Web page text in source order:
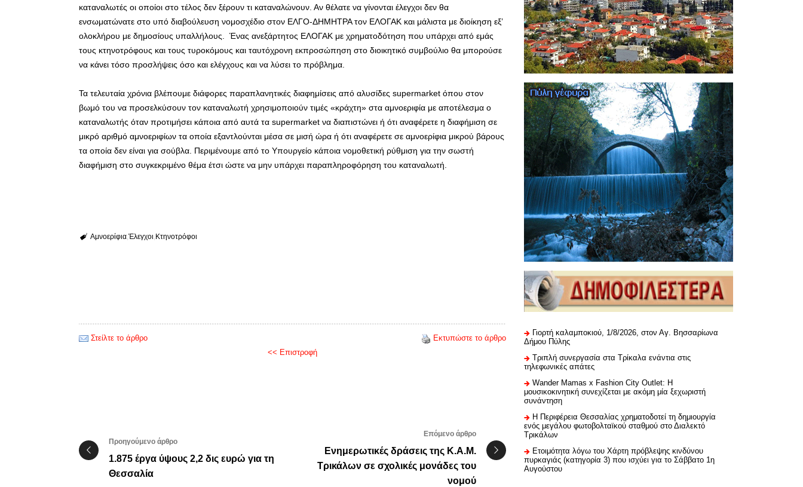
καταναλωτές οι οποίοι στο τέλος δεν ξέρουν τι καταναλώνουν. Αν θέλατε να γίνονται έλεγχοι δεν θα
ενσωματώνατε στο υπό διαβούλευση νομοσχέδιο στον ΕΛΓΟ-ΔΗΜΗΤΡΑ τον ΕΛΟΓΑΚ και μάλιστα με διοίκηση εξ’
ολοκλήρου με δημοσίους υπαλλήλους. Ένας ανεξάρτητος ΕΛΟΓΑΚ με χρηματοδότηση που υπάρχει από εμάς
τους κτηνοτρόφους και τους τυροκόμους και ταυτόχρονη εκπροσώπηση στο διοικητικό συμβούλιο θα μπορούσε
να κάνει τόσο προσλήψεις όσο και ελέγχους και να λύσει το πρόβλημα.
Τα τελευταία χρόνια βλέπουμε διάφορες παραπλανητικές διαφημίσεις από αλυσίδες supermarket όπου στον
βωμό του να προσελκύσουν τον καταναλωτή χρησιμοποιούν τιμές «κράχτη» στα αμνοεριφία με αποτέλεσμα ο
καταναλωτής όταν προτιμήσει κάποια από αυτά τα supermarket να διαπιστώνει ή ότι αναφέρετε η διαφήμιση σε
μικρό αριθμό αμνοεριφίων τα οποία εξαντλούνται μέσα σε μισή ώρα ή ότι αναφέρετε σε αμνοερίφια μικρού βάρους
τα οποία δεν είναι για σούβλα. Περιμένουμε από το Υπουργείο κάποια νομοθετική ρύθμιση για την σωστή
διαφήμιση στο συγκεκριμένο θέμα έτσι ώστε να μην υπάρχει παραπληροφόρηση του καταναλωτή.
Αμνοερίφια Έλεγχοι Κτηνοτρόφοι
Στείλτε το άρθρο
Εκτυπώστε το άρθρο
<< Επιστροφή
Προηγούμενο άρθρο
1.875 έργα ύψους 2,2 δις ευρώ για τη
Θεσσαλία
Επόμενο άρθρο
Ενημερωτικές δράσεις της Κ.Α.Μ.
Τρικάλων σε σχολικές μονάδες του
νομού
Γιορτή καλαμποκιού, 1/8/2026, στον Αγ. Βησσαρίωνα
Δήμου Πύλης
Τριπλή συνεργασία στα Τρίκαλα ενάντια στις
τηλεφωνικές απάτες
Wander Mamas x Fashion City Outlet: Η
μουσικοκινητική συνεχίζεται με ακόμη μία ξεχωριστή
συνάντηση
H Περιφέρεια Θεσσαλίας χρηματοδοτεί τη δημιουργία
ενός μεγάλου φωτοβολταϊκού σταθμού στο Διαλεκτό
Τρικάλων
Ετοιμότητα λόγω του Χάρτη πρόβλεψης κινδύνου
πυρκαγιάς (κατηγορία 3) που ισχύει για το Σάββατο 1η
Αυγούστου